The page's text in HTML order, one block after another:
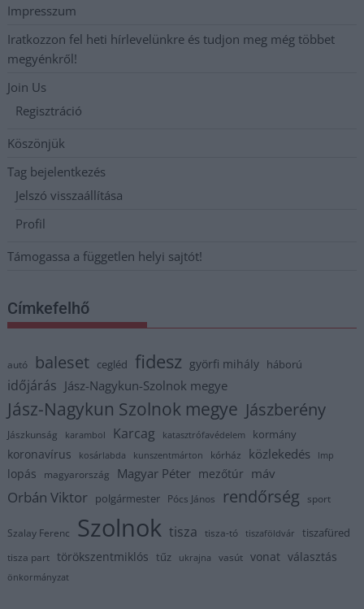
Impresszum
Iratkozzon fel heti hírlevelünkre és tudjon meg még többet
megyénkről!
Join Us
Regisztráció
Köszönjük
Tag bejelentkezés
Jelszó visszaállítása
Profil
Támogassa a független helyi sajtót!
Címkefelhő
autó baleset cegléd fidesz györfi mihály háború
időjárás Jász-Nagykun-Szolnok megye
Jász-Nagykun Szolnok megye Jászberény
Jászkunság karambol Karcag katasztrófavédelem kormány
koronavírus kosárlabda kunszentmárton kórház közlekedés lmp
lopás magyarország Magyar Péter mezőtúr máv
Orbán Viktor polgármester Pócs János rendőrség sport
Szalay Ferenc Szolnok tisza tisza-tó tiszaföldvár tiszafüred
tisza part törökszentmiklós tűz ukrajna vasút vonat választás
önkormányzat